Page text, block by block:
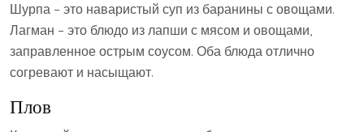
Шурпа – это наваристый суп из баранины с овощами.
Лагман – это блюдо из лапши с мясом и овощами‚
заправленное острым соусом. Оба блюда отлично
согревают и насыщают.
Плов